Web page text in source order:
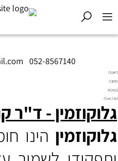
052-8567140
דיאטה
ותזונה
בשיטת
Diet2All:
שמאחורי
המושלם.
גלוקוזמין - ד"ר
גלוקוזמין הינו